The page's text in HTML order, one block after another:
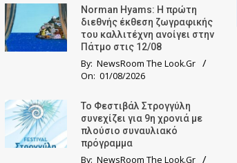
Norman Hyams: Η πρώτη
διεθνής έκθεση ζωγραφικής
του καλλιτέχνη ανοίγει στην
Πάτμο στις 12/08
By: NewsRoom The Look.Gr
On: 01/08/2026
Το Φεστιβάλ Στρογγύλη
συνεχίζει για 9η χρονιά με
πλούσιο συναυλιακό
πρόγραμμα
By: NewsRoom The Look.Gr